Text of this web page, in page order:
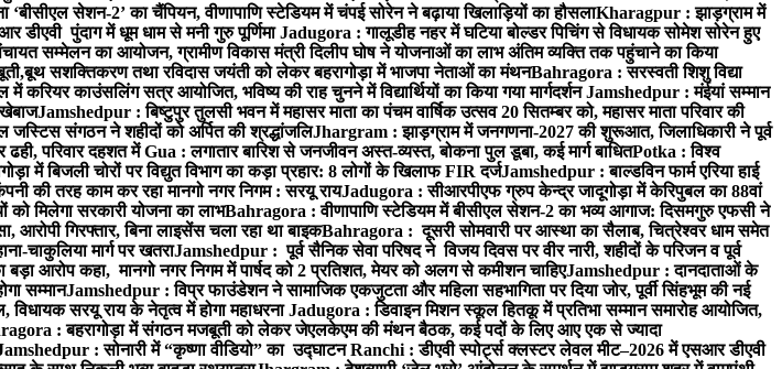
सेशन-2’ का चैंपियन, वीणापाणि स्टेडियम में चंपई सोरेन ने बढ़ाया खिलाड़ियों का हौसलाKharagpur : झाड़ग्राम में
डीएवी पुंदाग में धूम धाम से मनी गुरु पूर्णिमाJadugora : गालूडीह नहर में घटिया बोल्डर पिचिंग से विधायक सोमेश सोरेन हुए
सम्मेलन का आयोजन, ग्रामीण विकास मंत्री दिलीप घोष ने योजनाओं का लाभ अंतिम व्यक्ति तक पहुंचाने का किया
सशक्तिकरण तथा रविदास जयंती को लेकर बहरागोड़ा में भाजपा नेताओं का मंथनBahragora : सरस्वती शिशु विद्या
करियर काउंसलिंग सत्र आयोजित, भविष्य की राह चुनने में विद्यार्थियों का किया गया मार्गदर्शनJamshedpur : मंईयां सम्मान
Jamshedpur : बिष्टुपुर तुलसी भवन में महासर माता का पंचम वार्षिक उत्सव 20 सितम्बर को, महासर माता परिवार की
संगठन ने शहीदों को अर्पित की श्रद्धांजलिJhargram : झाड़ग्राम में जनगणना-2027 की शुरूआत, जिलाधिकारी ने पूर्व
ढही, परिवार दहशत मेंGua : लगातार बारिश से जनजीवन अस्त-व्यस्त, बोकना पुल डूबा, कई मार्ग बाधितPotka : विश्व
में बिजली चोरों पर विद्युत विभाग का कड़ा प्रहार: 8 लोगों के खिलाफ FIR दर्जJamshedpur : बाल्डविन फार्म एरिया हाई
की तरह काम कर रहा मानगो नगर निगम : सरयू रायJadugora : सीआरपीएफ ग्रुप केन्द्र जादूगोड़ा में केरिपुबल का 88वां
मिलेगा सरकारी योजना का लाभBahragora : वीणापाणि स्टेडियम में बीसीएल सेशन-2 का भव्य आगाज: दिसमगुरु एफसी ने
गिरफ्तार, बिना लाइसेंस चला रहा था बाइकBahragora : दूसरी सोमवारी पर आस्था का सैलाब, चित्रेश्वर धाम समेत
चाकुलिया मार्ग पर खतराJamshedpur : पूर्व सैनिक सेवा परिषद ने विजय दिवस पर वीर नारी, शहीदों के परिजन व पूर्व
आरोप कहा, मानगो नगर निगम में पार्षद को 2 प्रतिशत, मेयर को अलग से कमीशन चाहिएJamshedpur : दानदाताओं के
सम्मानJamshedpur : विप्र फाउंडेशन ने सामाजिक एकजुटता और महिला सहभागिता पर दिया जोर, पूर्वी सिंहभूम की नई
सरयू राय के नेतृत्व में होगा महाधरनाJadugora : डिवाइन मिशन स्कूल हितकू में प्रतिभा सम्मान समारोह आयोजित,
: बहरागोड़ा में संगठन मजबूती को लेकर जेएलकेएम की मंथन बैठक, कई पदों के लिए आए एक से ज्यादा
: सोनारी में “कृष्णा वीडियो” का उद्घाटनRanchi : डीएवी स्पोर्ट्स क्लस्टर लेवल मीट–2026 में एसआर डीएवी